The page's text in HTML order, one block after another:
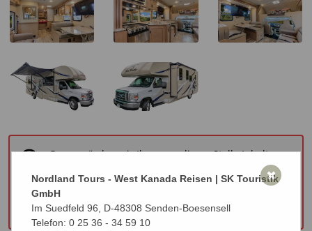
Gerne würden wir Ihnen an dieser Stelle Inhalte
externer Anbieter zeigen. Dies ist aufgrund Ihrer
Cookie Einstellungen nicht möglich. Falls Sie die
Cookie Einstellungen entsprechend ändern
möchten klicken Sie bitte hier.
Nordland Tours - West Kanada Reisen | SK Touristik
GmbH
Im Suedfeld 96, D-48308 Senden-Boesensell
Telefon: 0 25 36 - 34 59 10
✖